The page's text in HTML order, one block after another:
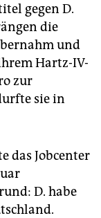
gegen D.
die
und
Hartz-IV-
zur
sie in
das Jobcenter
D. habe